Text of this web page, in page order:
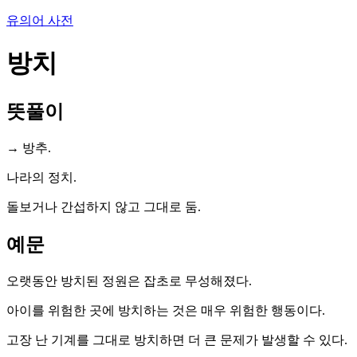
유의어 사전
방치
뜻풀이
→ 방추.
나라의 정치.
돌보거나 간섭하지 않고 그대로 둠.
예문
오랫동안 방치된 정원은 잡초로 무성해졌다.
아이를 위험한 곳에 방치하는 것은 매우 위험한 행동이다.
고장 난 기계를 그대로 방치하면 더 큰 문제가 발생할 수 있다.